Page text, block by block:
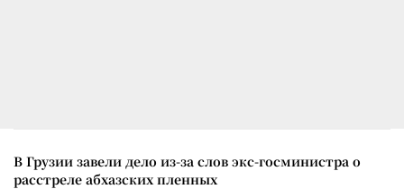
В Грузии завели дело из-за слов экс-госминистра о
расстреле абхазских пленных